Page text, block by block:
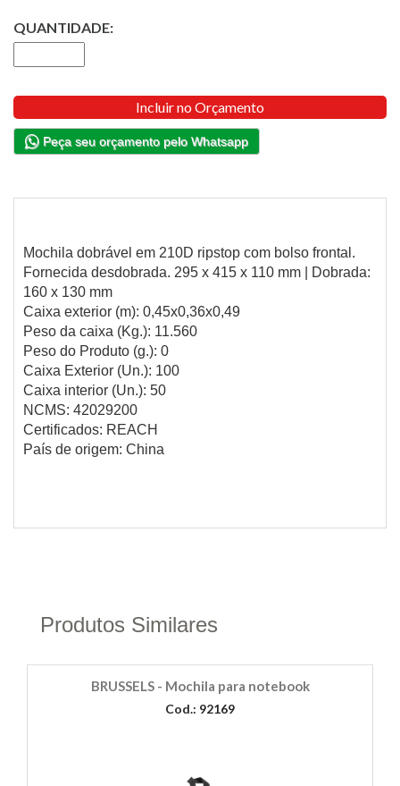
QUANTIDADE:
Incluir no Orçamento
Peça seu orçamento pelo Whatsapp
Mochila dobrável em 210D ripstop com bolso frontal.
Fornecida desdobrada. 295 x 415 x 110 mm | Dobrada:
160 x 130 mm
Caixa exterior (m): 0,45x0,36x0,49
Peso da caixa (Kg.): 11.560
Peso do Produto (g.): 0
Caixa Exterior (Un.): 100
Caixa interior (Un.): 50
NCMS: 42029200
Certificados: REACH
País de origem: China
Produtos Similares
BRUSSELS - Mochila para notebook
Cod.: 92169